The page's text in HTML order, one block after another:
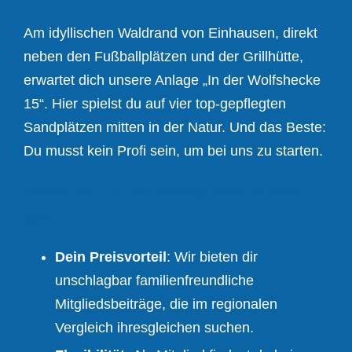
​Am idyllischen Waldrand von Einhausen, direkt
neben den Fußballplätzen und der Grillhütte,
erwartet dich unsere Anlage „In der Wolfshecke
15“. Hier spielst du auf vier top-gepflegten
Sandplätzen mitten in der Natur. Und das Beste:
Du musst kein Profi sein, um bei uns zu starten.
Dein Preisvorteil : Wir bieten dir
unschlagbar familienfreundliche
Mitgliedsbeiträge, die im regionalen
Vergleich ihresgleichen suchen.